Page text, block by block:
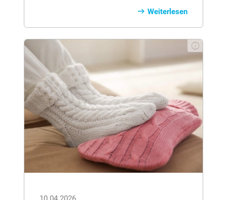
einer Fehlfunktion des Gehirns zu
epileptischen Anfällen. Meist ist kein
Auslöser dafür erkennbar.
Weiterlesen